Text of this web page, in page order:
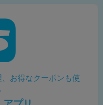
お得なクーポンも使